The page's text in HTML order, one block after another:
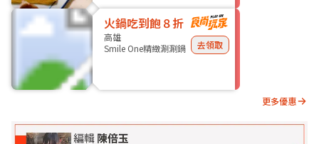
火鍋吃到飽８折
高雄
Smile One精緻涮涮鍋
去領取
更多優惠